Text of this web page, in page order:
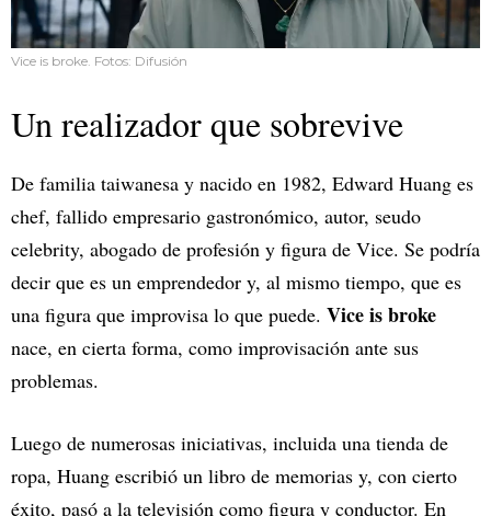
Vice is broke. Fotos: Difusión
Un realizador que sobrevive
De familia taiwanesa y nacido en 1982, Edward Huang es
chef, fallido empresario gastronómico, autor, seudo
celebrity, abogado de profesión y figura de Vice. Se podría
decir que es un emprendedor y, al mismo tiempo, que es
una figura que improvisa lo que puede. Vice is broke
nace, en cierta forma, como improvisación ante sus
problemas.
Luego de numerosas iniciativas, incluida una tienda de
ropa, Huang escribió un libro de memorias y, con cierto
éxito, pasó a la televisión como figura y conductor. En